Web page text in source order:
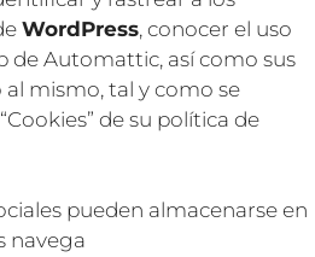
WordPress, conocer el uso
de Automattic, así como sus
al mismo, tal y como se
de su política de
pueden almacenarse en
navega